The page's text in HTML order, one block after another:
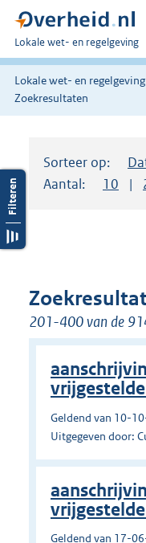
U
bent
hier:
Lokale wet- en regelgeving
Lokale wet- en regelgeving
Zoekresultaten
Sorteer op:
Aantal:
Toon
10
201-400 van de
Geldend van 10-
Uitgegeven door:
Geldend van 17-